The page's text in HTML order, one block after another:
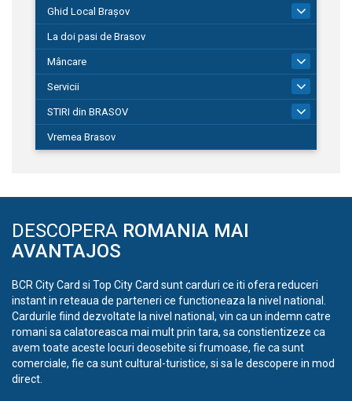
Ghid Local Brașov
La doi pasi de Brasov
Mâncare
Servicii
STIRI din BRASOV
Vremea Brasov
DESCOPERA ROMANIA MAI
AVANTAJOS
BCR City Card si Top City Card sunt carduri ce iti ofera reduceri
instant in reteaua de parteneri ce functioneaza la nivel national.
Cardurile fiind dezvoltate la nivel national, vin ca un indemn catre
romani sa calatoreasca mai mult prin tara, sa constientizeze ca
avem toate aceste locuri deosebite si frumoase, fie ca sunt
comerciale, fie ca sunt cultural-turistice, si sa le descopere in mod
direct.